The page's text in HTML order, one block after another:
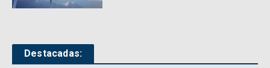
Destacadas: